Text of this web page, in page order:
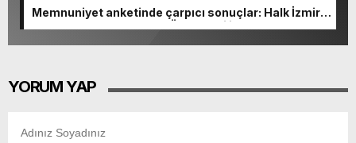
Memnuniyet anketinde çarpıcı sonuçlar: Halk İzmirli
başkanlardan memnun, Ömer Eşki ilk sırada
YORUM YAP